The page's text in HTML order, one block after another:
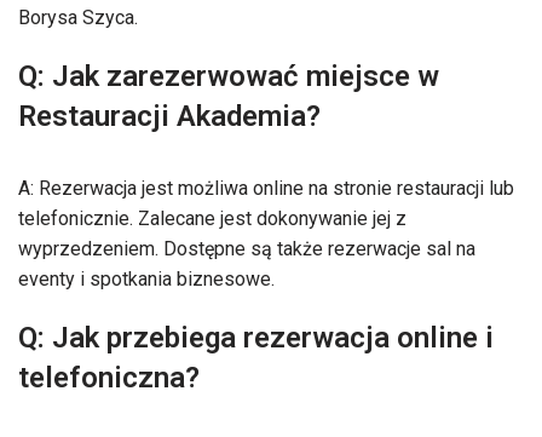
Borysa Szyca.
Q: Jak zarezerwować miejsce w
Restauracji Akademia?
A: Rezerwacja jest możliwa online na stronie restauracji lub
telefonicznie. Zalecane jest dokonywanie jej z
wyprzedzeniem. Dostępne są także rezerwacje sal na
eventy i spotkania biznesowe.
Q: Jak przebiega rezerwacja online i
telefoniczna?